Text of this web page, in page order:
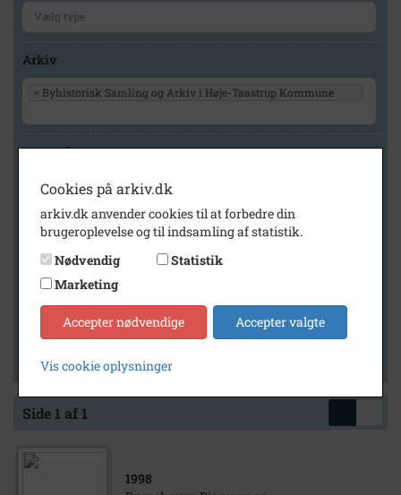
Arkiv
× Byhistorisk Samling og Arkiv i Høje-Taastrup Kommune
Geografi
Generelt
Vis kun med billeder
Vis kun med filmklip
Vis kun med lydklip
Vis kun med kilder
Vis kun med geo-tag
Side 1 af 1
1998
Cookies på arkiv.dk
arkiv.dk anvender cookies til at forbedre din
brugeroplevelse og til indsamling af statistik.
Nødvendig
Statistik
Marketing
Accepter nødvendige Accepter valgte
Vis cookie oplysninger